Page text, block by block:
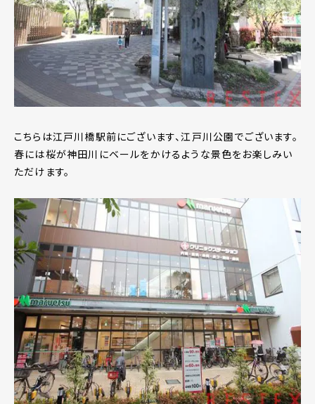
こちらは江戸川橋駅前にございます、江戸川公園でございます。
春には桜が神田川にベールをかけるような景色をお楽しみい
ただけます。